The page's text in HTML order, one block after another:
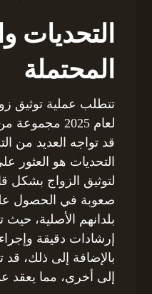
التحديات
المحتملة
تتطلب عملية توثيق
لعام 2025
قد تواجه العديد من
التحديات هو العثور
لتوثيق الزواج بشكل
صعوبة في الحصول
بلدانهم الأصلية،
إرشادات دقيقة
بالإضافة إلى ذلك، قد
إلى أخرى، مما يعقد